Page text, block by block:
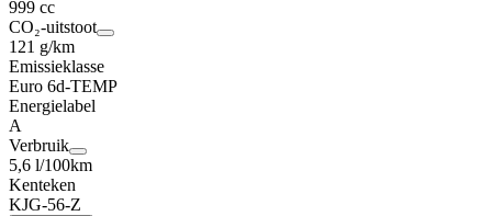
999 cc
CO₂-uitstoot
121 g/km
Emissieklasse
Euro 6d-TEMP
Energielabel
A
Verbruik
5,6 l/100km
Kenteken
KJG-56-Z